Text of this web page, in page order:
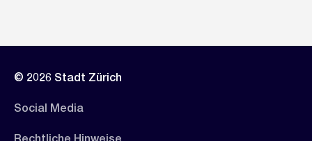
© 2026 Stadt Zürich
Social Media